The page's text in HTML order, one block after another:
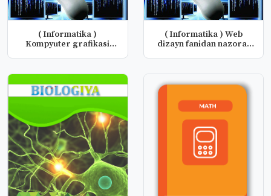
( Informatika )
Kompyuter grafikasi
( Informatika ) Web
dizayn fanidan nazorat